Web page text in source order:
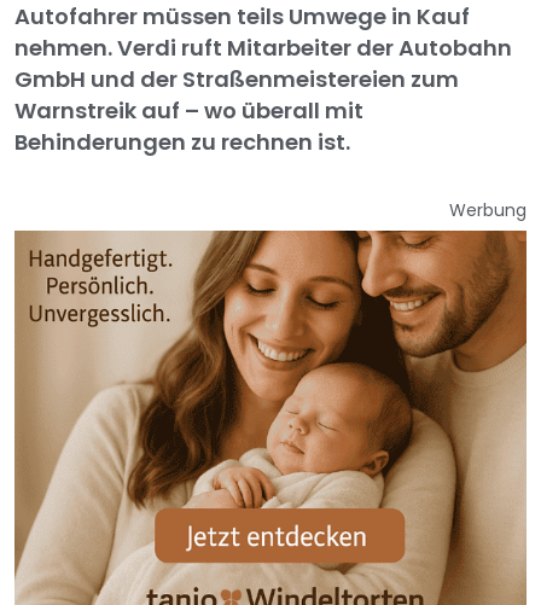
Autofahrer müssen teils Umwege in Kauf
nehmen. Verdi ruft Mitarbeiter der Autobahn
GmbH und der Straßenmeistereien zum
Warnstreik auf – wo überall mit
Behinderungen zu rechnen ist.
Werbung